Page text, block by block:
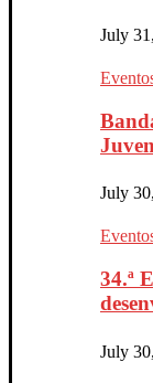
July
July
34.ª
July